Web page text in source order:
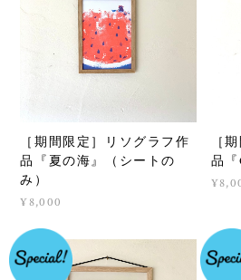
［期間限定］リソグラフ作
品『夏の海』（シートの
み）
¥8,000
［
品『